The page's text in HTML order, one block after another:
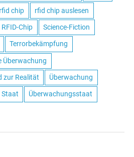
rfid chip rfid chip auslesen
Chip Science-Fiction
Terrorbekämpfung
Überwachung
zur Realität Überwachung
Staat Überwachungsstaat